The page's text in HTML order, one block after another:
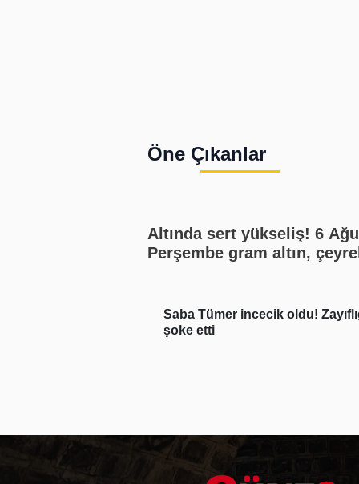
Öne Çıkanlar
Altında sert yükseliş! 6 Ağustos
Perşembe gram altın,
Beşiktaş Başkanı Adalı'dan
biz istemedik" açıklaması